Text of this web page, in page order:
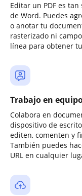
Editar un PDF es
de Word. Puedes
o anotar tu
rasterizado ni
línea para obtener
Trabajo en
Colabora en
dispositivo de
editen, comenten y
También puedes
URL en cualquier